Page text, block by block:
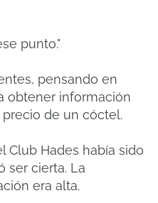
punto."
pensando en
obtener información
de un cóctel.
Club Hades había sido
ser cierta. La
era alta.